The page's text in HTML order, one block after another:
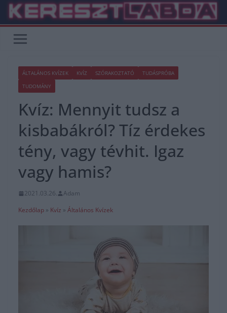
Skip
content
ÁLTALÁNOS KVÍZEK KVÍZ SZÓRAKOZTATÓ
TUDÁSPRÓBA
TUDOMÁNY
Kvíz: Mennyit tudsz a
kisbabákról? Tíz érdekes
tény, vagy tévhit. Igaz
vagy hamis?
2021.03.26.
Adam
Kezdőlap » Kvíz » Általános Kvízek